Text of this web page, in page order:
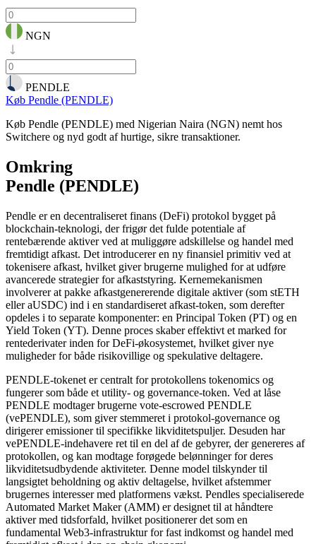
NGN
PENDLE
Køb Pendle (PENDLE)
Køb Pendle (PENDLE) med Nigerian Naira (NGN) nemt hos
Switchere og nyd godt af hurtige, sikre transaktioner.
Omkring
Pendle (PENDLE)
Pendle er en decentraliseret finans (DeFi) protokol bygget på
blockchain-teknologi, der frigør det fulde potentiale af
rentebærende aktiver ved at muliggøre adskillelse og handel med
fremtidigt afkast. Det introducerer en ny finansiel primitiv ved at
tokenisere afkast, hvilket giver brugerne mulighed for at udføre
avancerede strategier for afkaststyring. Kernemekanismen
involverer at pakke afkastgenererende digitale aktiver (som stETH
eller aUSDC) ind i en standardiseret afkast-token, som derefter
opdeles i to separate komponenter: en Principal Token (PT) og en
Yield Token (YT). Denne proces skaber effektivt et marked for
rentederivater inden for DeFi-økosystemet, hvilket giver nye
muligheder for både risikovillige og spekulative deltagere.
PENDLE-tokenet er centralt for protokollens tokenomics og
fungerer som både et utility- og governance-token. Ved at låse
PENDLE modtager brugerne vote-escrowed PENDLE
(vePENDLE), som giver stemmeret i protokol-governance og
dirigerer emissioner til specifikke likviditetspuljer. Desuden har
vePENDLE-indehavere ret til en del af de gebyrer, der genereres af
protokollen, og kan modtage forøgede belønninger for deres
likviditetsudbydende aktiviteter. Denne model tilskynder til
langsigtet beholdning og aktiv deltagelse, hvilket afstemmer
brugernes interesser med platformens vækst. Pendles specialiserede
Automated Market Maker (AMM) er designet til at håndtere
aktiver med tidsforfald, hvilket positionerer det som en
fundamental Web3-infrastruktur for fast indkomst og handel med